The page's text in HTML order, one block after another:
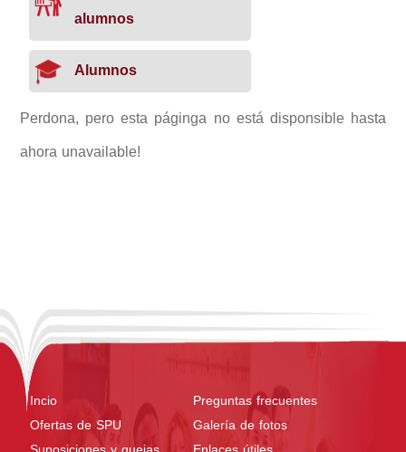
alumnos
Alumnos
Perdona, pero esta páginga no está disponsible hasta
ahora unavailable!
Incio
Preguntas frecuentes
Ofertas de SPU
Galería de fotos